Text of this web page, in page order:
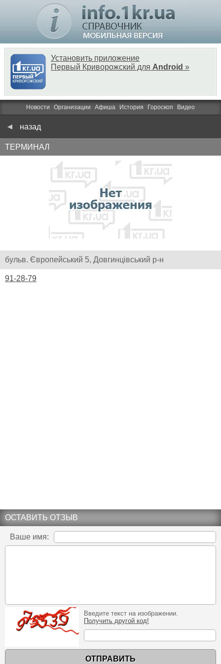
Установить приложение
Первый Криворожский для Android »
Новости Организации Афиша История Гороскоп Видео
назад
ТЕРМИНАЛ
бульв. Європейський 5, Довгинцівський р-н
91-28-79
ОСТАВИТЬ ОТЗЫВ
Ваше имя:
Введите текст на изображении.
Получить другой код!
ОТПРАВИТЬ